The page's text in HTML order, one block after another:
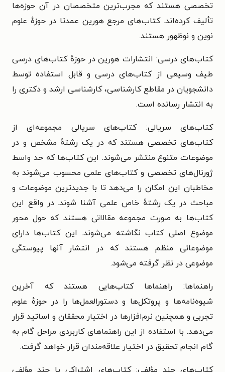
تخصصی هستند که مجرب‌ترین متخصصان در آن حوزه‌ها
تألیف کرده‌اند. کتاب‌های مرجع هورین عمدتا در حوزهٔ علوم
نوین و نوظهور هستند.
کتاب‌های درسی: انتشارات هورین در حوزهٔ کتاب‌های درسی
طیف وسیعی از کتاب‌های درسی و قابل استفاده توسط
دانشجویان در مقاطع کارشناسی، کارشناسی ارشد و دکتری را
به انتشار رسانده است.
کتاب‌های سریالی: کتاب‌های سریالی مجموعه‌ای از
کتاب‌های تخصصی هستند که در یک رشتهٔ مشخص و در
موضوعات متنوع منتشر می‌شوند. این کتاب‌ها که حد واسط
ژورنال‌های تخصصی و کتاب‌های علمی محسوب می‌شوند به
مخاطبان این امکان را می‌دهد تا با جدیدترین موضوعات و
مباحث در یک رشتهٔ خاص علمی آشنا شوند. در واقع این
کتاب‌ها به صورت مجموعه مقالاتی هستند که حول محور
موضوع اصلی کتاب نگاشته می‌شوند. این کتاب‌ها دارای
موضوعاتی منظم هستند که در انتشار آنها پیوستگی
موضوعی در نظر گرفته می‌شود.
راهنماها: راهنماها کتاب‌هایی هستند که آخرین
شیوه‌نامه‌ها و پروتکل‌ها و دستورالعمل‌ها را در حوزهٔ علوم
تجربی و همچنین نرم‌افزارها در اختیار محققان و اساتید قرار
می‌دهد. با استفاده از این راهنماهای کاربردی مراحل گام به
گام انجام تحقیق در اختیار علاقه‌مندان قرار خواهد گرفت.